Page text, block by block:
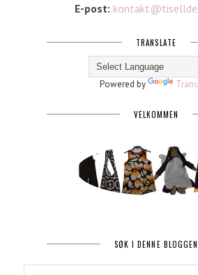
E-post:
TRANSLATE
Powered by
VELKOMMEN
SØK I DENNE BLOGGEN